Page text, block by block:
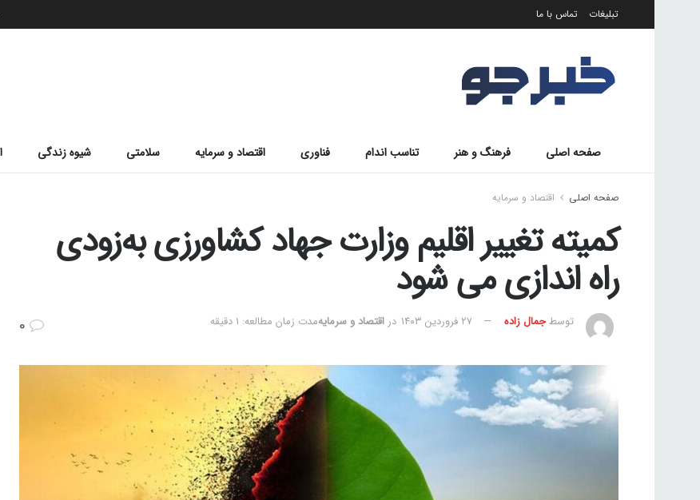
تبلیغات تماس با ما
صفحه اصلی فرهنگ و هنر تناسب اندام فناوری اقتصاد و سرمایه سلامتی شیوه زندگی
صفحه اصلی اقتصاد و سرمایه
کمیته تغییر اقلیم وزارت جهاد کشاورزی به‌زودی
راه اندازی می شود
توسطجمال زاده ۲۷ فروردین ۱۴۰۳ در اقتصاد و سرمایهمدت زمان مطالعه: 1 دقیقه